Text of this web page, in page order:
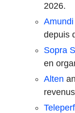
2026.
Amundi
depuis
Sopra
en
Alten